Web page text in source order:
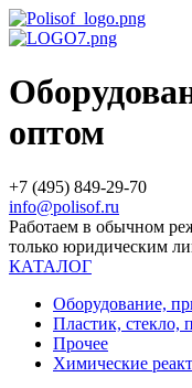
оптом
+7 (495) 849-29-70
info@polisof.ru
Работаем в обычном
только юридическим
КАТАЛОГ
Оборудование,
Пластик, стекло,
Прочее
Химические